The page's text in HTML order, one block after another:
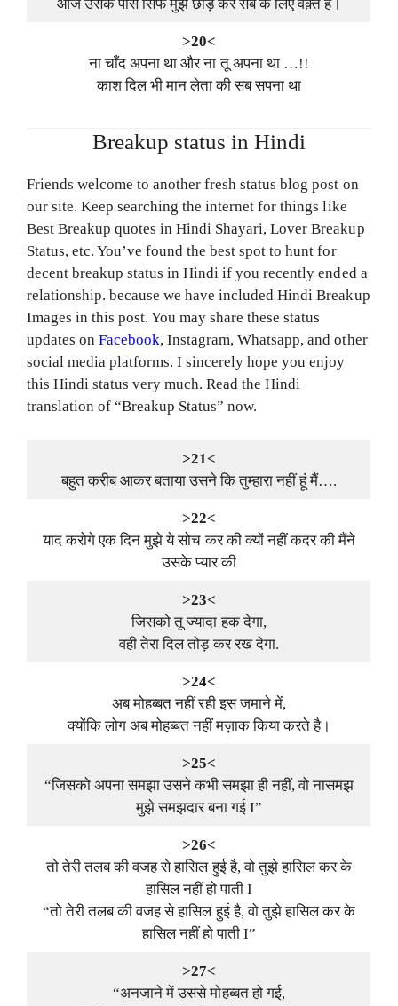
आज उसके पास सिर्फ मुझे छोड़ कर सब के लिए वक़्त है।
>20<
ना चाँद अपना था और ना तू अपना था …!!
काश दिल भी मान लेता की सब सपना था
Breakup status in Hindi
Friends welcome to another fresh status blog post on
our site. Keep searching the internet for things like
Best Breakup quotes in Hindi Shayari, Lover Breakup
Status, etc. You’ve found the best spot to hunt for
decent breakup status in Hindi if you recently ended a
relationship. because we have included Hindi Breakup
Images in this post. You may share these status
updates onFacebook, Instagram, Whatsapp, and other
social media platforms. I sincerely hope you enjoy
this Hindi status very much. Read the Hindi
translation of “Breakup Status” now.
>21<
बहुत करीब आकर बताया उसने कि तुम्हारा नहीं हूं मैं….
>22<
याद करोगे एक दिन मुझे ये सोच कर की क्यों नहीं कदर की मैंने
उसके प्यार की
>23<
जिसको तू ज्यादा हक देगा,
वही तेरा दिल तोड़ कर रख देगा.
>24<
अब मोहब्बत नहीं रही इस जमाने में,
क्योंकि लोग अब मोहब्बत नहीं मज़ाक किया करते है।
>25<
“जिसको अपना समझा उसने कभी समझा ही नहीं, वो नासमझ
मुझे समझदार बना गई I”
>26<
तो तेरी तलब की वजह से हासिल हुई है, वो तुझे हासिल कर के
हासिल नहीं हो पाती I
“तो तेरी तलब की वजह से हासिल हुई है, वो तुझे हासिल कर के
हासिल नहीं हो पाती I”
>27<
“अनजाने में उससे मोहब्बत हो गई,